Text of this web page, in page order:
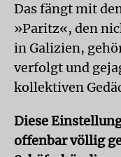
Das fängt mit
»Paritz«, den
in Galizien,
verfolgt und
kollektiven
Diese
offenbar völlig